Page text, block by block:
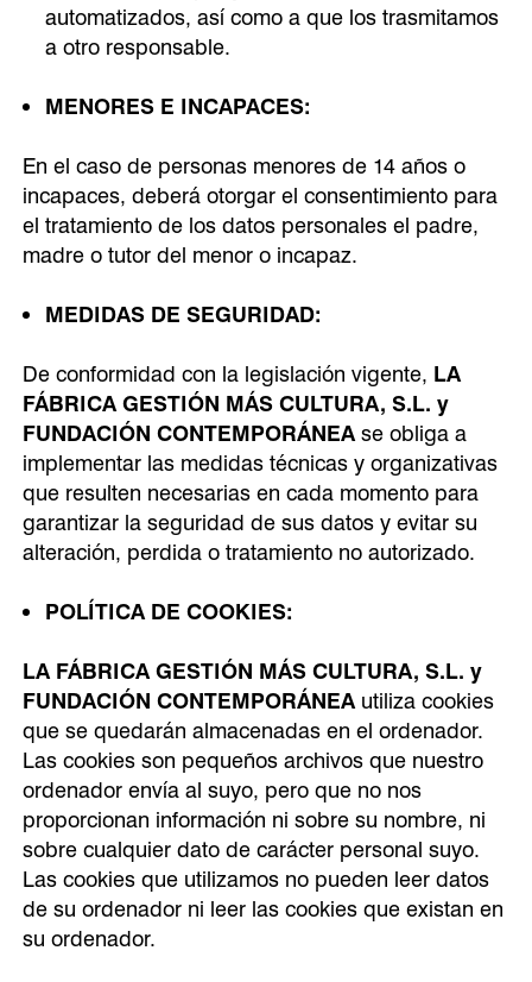
automatizados, así como a que los trasmitamos
a otro responsable.
MENORES E INCAPACES:
En el caso de personas menores de 14 años o
incapaces, deberá otorgar el consentimiento para
el tratamiento de los datos personales el padre,
madre o tutor del menor o incapaz.
MEDIDAS DE SEGURIDAD:
De conformidad con la legislación vigente, LA
FÁBRICA GESTIÓN MÁS CULTURA, S.L. y
FUNDACIÓN CONTEMPORÁNEAse obliga a
implementar las medidas técnicas y organizativas
que resulten necesarias en cada momento para
garantizar la seguridad de sus datos y evitar su
alteración, perdida o tratamiento no autorizado.
POLÍTICA DE COOKIES:
LA FÁBRICA GESTIÓN MÁS CULTURA, S.L. y
FUNDACIÓN CONTEMPORÁNEA utiliza cookies
que se quedarán almacenadas en el ordenador.
Las cookies son pequeños archivos que nuestro
ordenador envía al suyo, pero que no nos
proporcionan información ni sobre su nombre, ni
sobre cualquier dato de carácter personal suyo.
Las cookies que utilizamos no pueden leer datos
de su ordenador ni leer las cookies que existan en
su ordenador.